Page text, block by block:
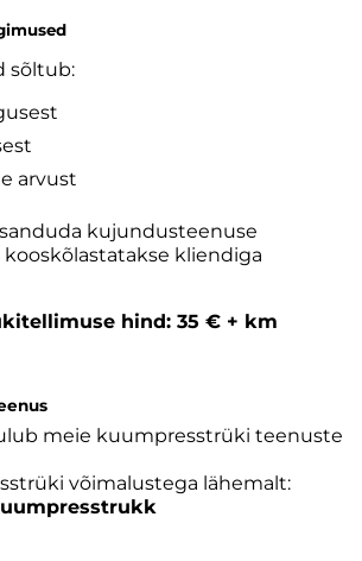
sõltub:
arvust
kujundusteenuse
kliendiga
hind: 35 € + km
meie kuumpresstrüki teenuste
võimalustega lähemalt: